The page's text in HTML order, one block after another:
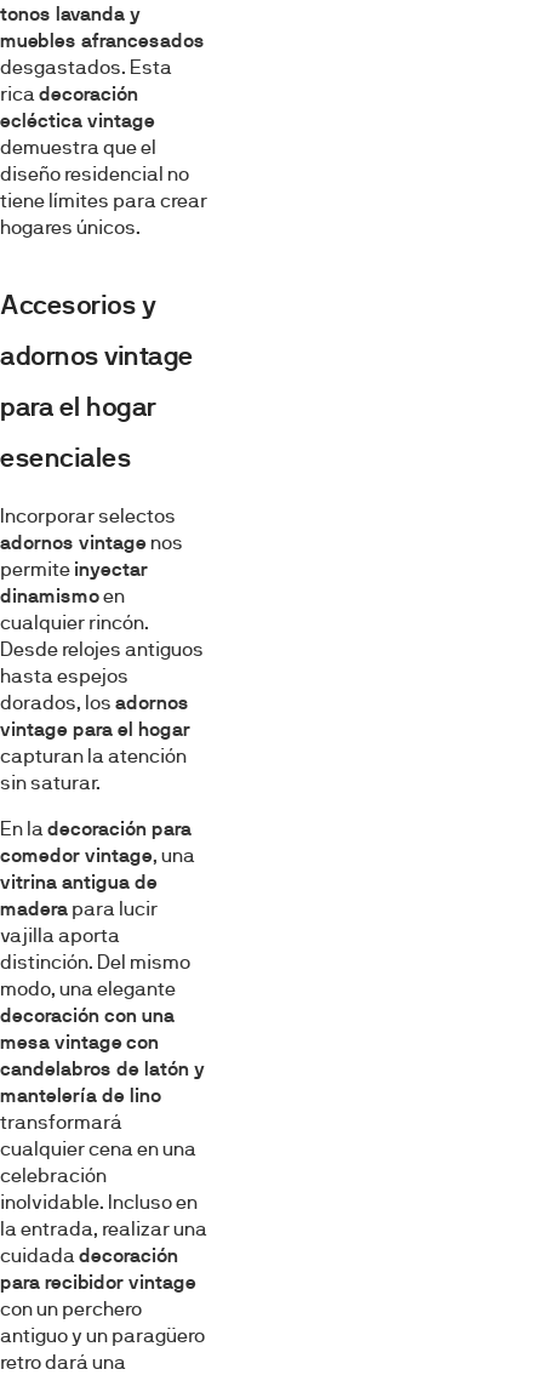
tonos lavanda y
muebles afrancesados
desgastados. Esta
rica decoración
ecléctica vintage
demuestra que el
diseño residencial no
tiene límites para crear
hogares únicos.
Accesorios y
adornos vintage
para el hogar
esenciales
Incorporar selectos
adornos vintage nos
permite inyectar
dinamismoen
cualquier rincón.
Desde relojes antiguos
hasta espejos
dorados, los adornos
vintage para el hogar
capturan la atención
sin saturar.
En la decoración para
comedor vintage, una
vitrina antigua de
madera para lucir
vajilla aporta
distinción. Del mismo
modo, una elegante
decoración con una
mesa vintagecon
candelabros de latón y
mantelería de lino
transformará
cualquier cena en una
celebración
inolvidable. Incluso en
la entrada, realizar una
cuidada decoración
para recibidor vintage
con un perchero
antiguo y un paragüero
retro dará una